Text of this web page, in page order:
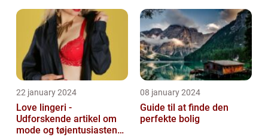
22 january 2024
Love lingeri -
Udforskende artikel om
mode og tøjentusiastens
08 january 2024
Guide til at finde den
perfekte bolig